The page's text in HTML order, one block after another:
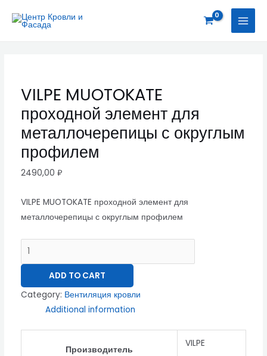
VILPE MUOTOKATE
проходной элемент для
металлочерепицы с округлым
профилем
2490,00 ₽
VILPE MUOTOKATE проходной элемент для
металлочерепицы с округлым профилем
MUOTOKATE
с
округлым
профилем
quantity
ADD TO CART
Category: Вентиляция кровли
Additional information
Производитель
VILPE